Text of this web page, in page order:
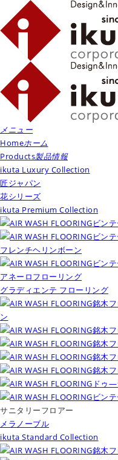
メニュー
Homeホーム
Products製品情報
ikuta Luxury Collection
匠ジャパン
花シリーズ
ikuta Premium Collection
ビン
ビン
フレンチヘリンボーン
ビン
アネーロフローリング
グラディエンテ フローリング
銘木
ン
銘木
銘木
銘木
銘木
ドゥ
ビン
サニタリーフロアー
メラノーブル
ikuta Standard Collection
銘木